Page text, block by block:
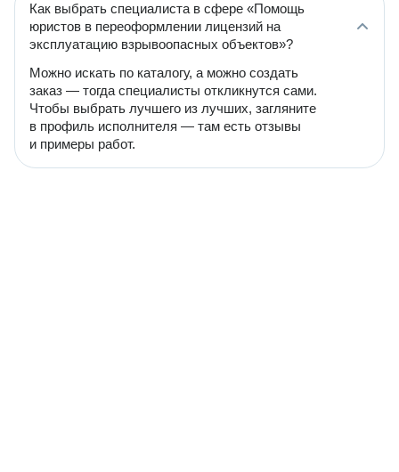
Как выбрать специалиста в сфере «Помощь
юристов в переоформлении лицензий на
эксплуатацию взрывоопасных объектов»?
Можно искать по каталогу, а можно создать
заказ — тогда специалисты откликнутся сами.
Чтобы выбрать лучшего из лучших, загляните
в профиль исполнителя — там есть отзывы
и примеры работ.